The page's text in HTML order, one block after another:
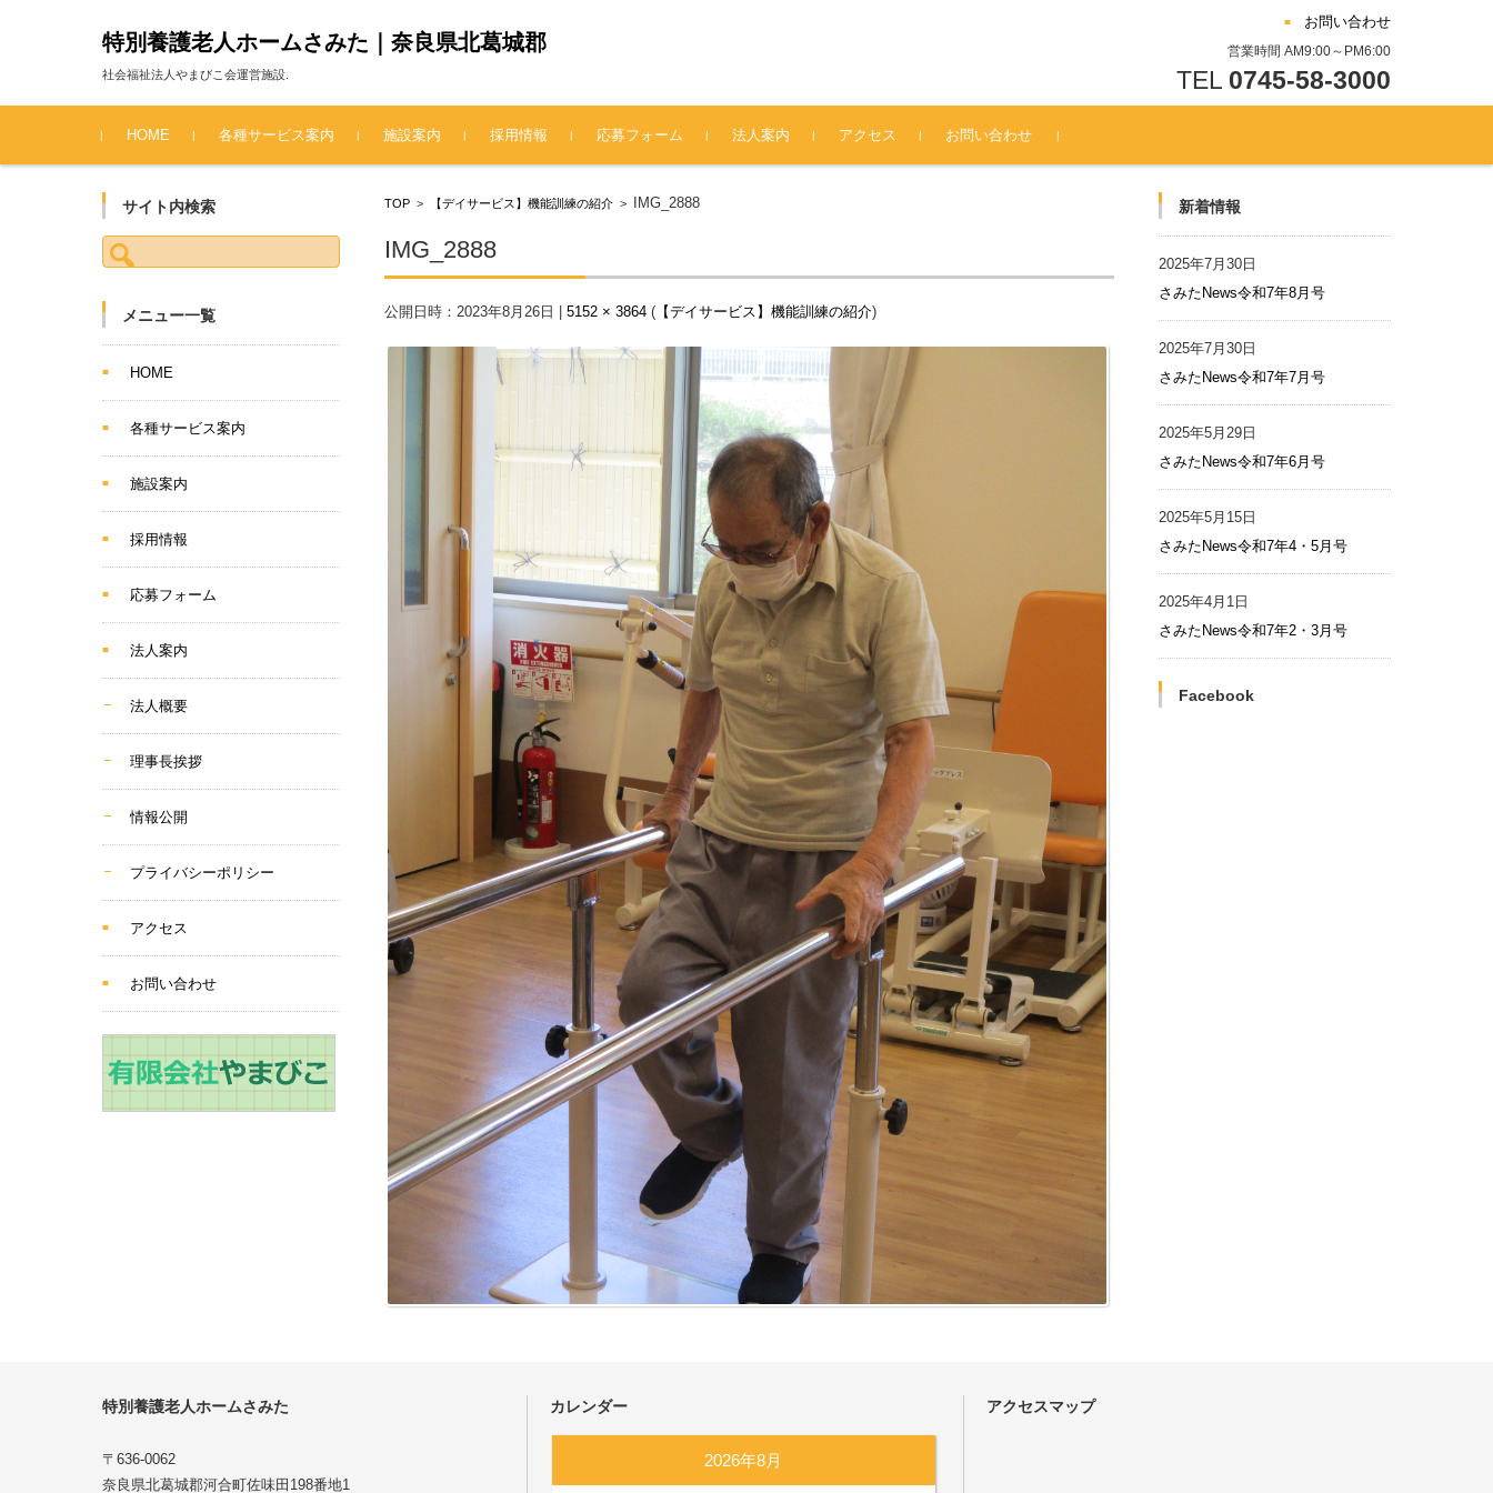
特別養護老人ホームさみた｜奈良県北葛城郡
社会福祉法人やまびこ会運営施設.
お問い合わせ
営業時間 AM9:00～PM6:00
TEL 0745-58-3000
コンテンツに移動
HOME
各種サービス案内 施設案内 採用情報 応募フォーム 法人案内 アクセス お問い合わせ
TOP > 【デイサービス】機能訓練の紹介 > IMG_2888
IMG_2888
公開日時：2023年8月26日 |5152 × 3864 ( 【デイサービス】機能訓練の紹介)
サイト内検索
検索:
メニュー一覧
HOME
各種サービス案内
施設案内
採用情報
応募フォーム
法人案内
法人概要
理事長挨拶
情報公開
プライバシーポリシー
アクセス
お問い合わせ
新着情報
2025年7月30日
さみたNews令和7年8月号
2025年7月30日
さみたNews令和7年7月号
2025年5月29日
さみたNews令和7年6月号
2025年5月15日
さみたNews令和7年4・5月号
2025年4月1日
さみたNews令和7年2・3月号
Facebook
特別養護老人ホームさみた
〒636-0062
奈良県北葛城郡河合町佐味田198番地1
カレンダー
2026年8月
アクセスマップ